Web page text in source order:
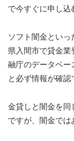
で今すぐに申し込
ソフト闇金とい
県入間市で貸金業
融庁のデータベー
と必ず情報が確認
金貸しと闇金を同
ですが、闇金では